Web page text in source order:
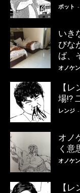
ポット -
いき
びな
ば、
オノケン
【
場!?
レンジ -
オノ
く意
オノケン
【